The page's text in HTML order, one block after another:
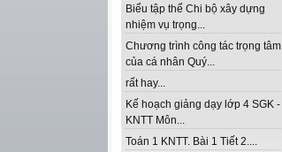
Biểu tập thể Chi bộ xây dựng
nhiệm vụ trọng...
Chương trình công tác trọng tâm
của cá nhân Quý...
rất hay...
Kế hoạch giảng dạy lớp 4 SGK -
KNTT Môn...
Toán 1 KNTT. Bài 1 Tiết 2....